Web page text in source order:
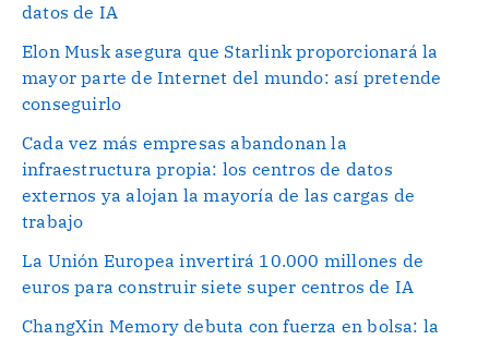
datos de IA
Elon Musk asegura que Starlink proporcionará la
mayor parte de Internet del mundo: así pretende
conseguirlo
Cada vez más empresas abandonan la
infraestructura propia: los centros de datos
externos ya alojan la mayoría de las cargas de
trabajo
La Unión Europea invertirá 10.000 millones de
euros para construir siete super centros de IA
ChangXin Memory debuta con fuerza en bolsa: la